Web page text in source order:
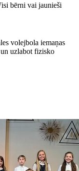
bērni vai jaunieši
volejbola iemaņas
uzlabot fizisko